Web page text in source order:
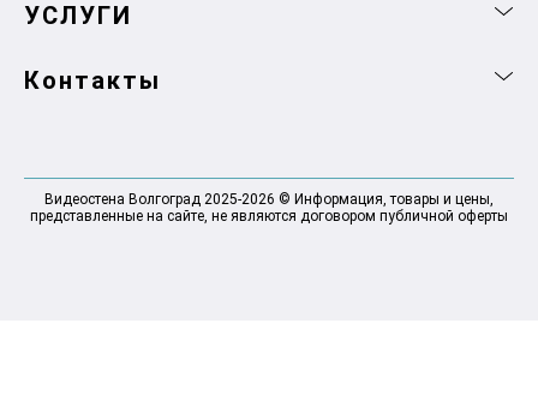
УСЛУГИ
Контакты
Видеостена Волгоград 2025-2026 © Информация, товары и цены,
представленные на сайте, не являются договором публичной оферты